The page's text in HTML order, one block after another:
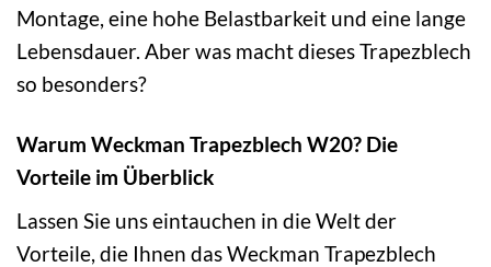
Montage, eine hohe Belastbarkeit und eine lange
Lebensdauer. Aber was macht dieses Trapezblech
so besonders?
Warum Weckman Trapezblech W20? Die
Vorteile im Überblick
Lassen Sie uns eintauchen in die Welt der
Vorteile, die Ihnen das Weckman Trapezblech